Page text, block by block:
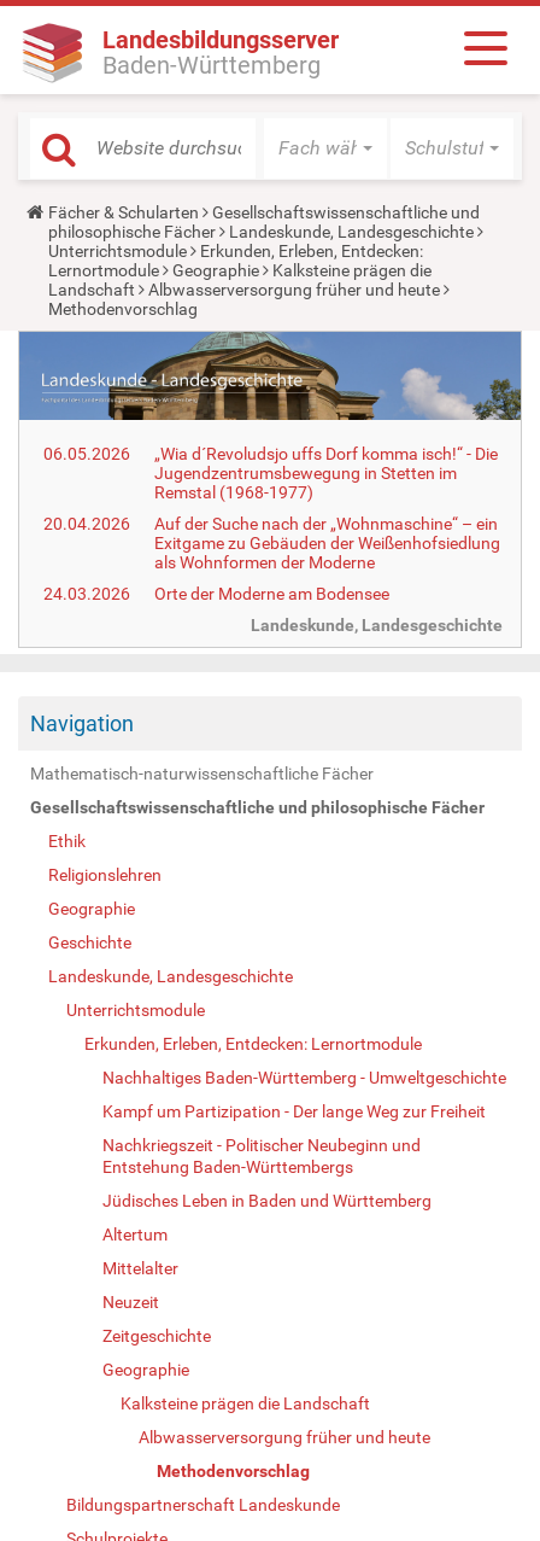
Landesbildungsserver
Baden-Württemberg
Fach wählen Schulstufe
Y
o
u
a
r
e
h
e
:
Fächer & Schularten
Gesellschaftswissenschaftliche und
philosophische Fächer
Landeskunde, Landesgeschichte
Unterrichtsmodule
Erkunden, Erleben, Entdecken:
Lernortmodule
Geographie
Kalksteine prägen die
Landschaft
Albwasserversorgung früher und heute
Methodenvorschlag
06.05.2026
„Wia d´Revoludsjo uffs Dorf komma isch!“ - Die
Jugendzentrumsbewegung in Stetten im
Remstal (1968-1977)
20.04.2026
Auf der Suche nach der „Wohnmaschine“ – ein
Exitgame zu Gebäuden der Weißenhofsiedlung
als Wohnformen der Moderne
24.03.2026
Orte der Moderne am Bodensee
Landeskunde, Landesgeschichte
Navigation
Mathematisch-naturwissenschaftliche Fächer
Gesellschaftswissenschaftliche und philosophische Fächer
Ethik
Religionslehren
Geographie
Geschichte
Landeskunde, Landesgeschichte
Unterrichtsmodule
Erkunden, Erleben, Entdecken: Lernortmodule
Nachhaltiges Baden-Württemberg - Umweltgeschichte
Kampf um Partizipation - Der lange Weg zur Freiheit
Nachkriegszeit - Politischer Neubeginn und
Entstehung Baden-Württembergs
Jüdisches Leben in Baden und Württemberg
Altertum
Mittelalter
Neuzeit
Zeitgeschichte
Geographie
Kalksteine prägen die Landschaft
Albwasserversorgung früher und heute
Methodenvorschlag
Bildungspartnerschaft Landeskunde